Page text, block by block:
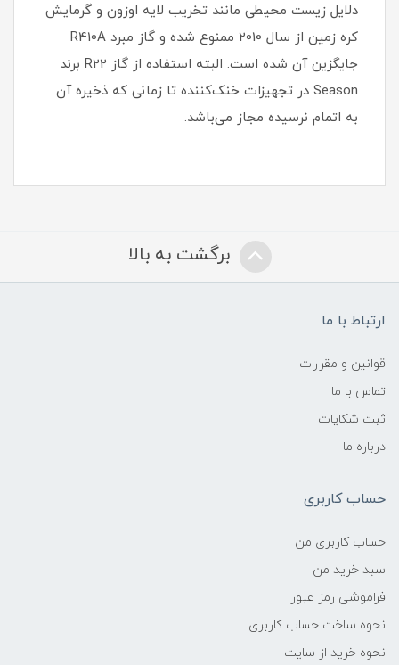
دلایل زیست محیطی مانند تخریب لایه اوزون و گرمایش
کره زمین از سال 2010 ممنوع شده و گاز مبرد R410A
جایگزین آن شده است. البته استفاده‌ از گاز R22 برند
Season در تجهیزات خنک‌کننده تا زمانی که ذخیره آن
به اتمام نرسیده مجاز می‌باشد.
برگشت به بالا
ارتباط با ما
قوانین و مقررات
تماس با ما
ثبت شکایات
درباره ما
حساب کاربری
حساب کاربری من
سبد خرید من
فراموشی رمز عبور
نحوه ساخت حساب کاربری
نحوه خرید از سایت